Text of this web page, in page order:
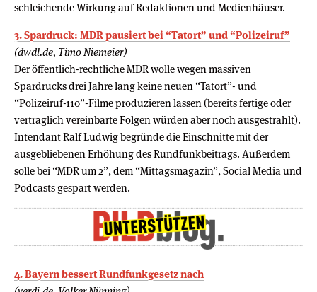
schleichende Wirkung auf Redaktionen und Medienhäuser.
3. Spardruck: MDR pausiert bei “Tatort” und “Polizeiruf”
(dwdl.de, Timo Niemeier)
Der öffentlich-rechtliche MDR wolle wegen massiven
Spardrucks drei Jahre lang keine neuen “Tatort”- und
“Polizeiruf-110”-Filme produzieren lassen (bereits fertige oder
vertraglich vereinbarte Folgen würden aber noch ausgestrahlt).
Intendant Ralf Ludwig begründe die Einschnitte mit der
ausgebliebenen Erhöhung des Rundfunkbeitrags. Außerdem
solle bei “MDR um 2”, dem “Mittagsmagazin”, Social Media und
Podcasts gespart werden.
4. Bayern bessert Rundfunkgesetz nach